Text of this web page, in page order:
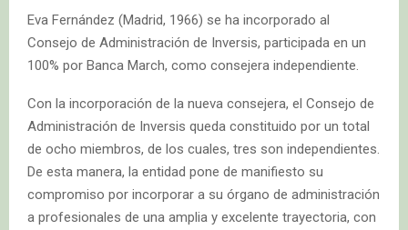
Eva Fernández (Madrid, 1966) se ha incorporado al
Consejo de Administración de Inversis, participada en un
100% por Banca March, como consejera independiente.
Con la incorporación de la nueva consejera, el Consejo de
Administración de Inversis queda constituido por un total
de ocho miembros, de los cuales, tres son independientes.
De esta manera, la entidad pone de manifiesto su
compromiso por incorporar a su órgano de administración
a profesionales de una amplia y excelente trayectoria, con